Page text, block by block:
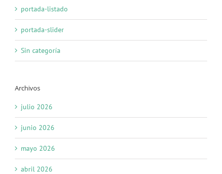
portada-listado
portada-slider
Sin categoría
Archivos
julio 2026
junio 2026
mayo 2026
abril 2026